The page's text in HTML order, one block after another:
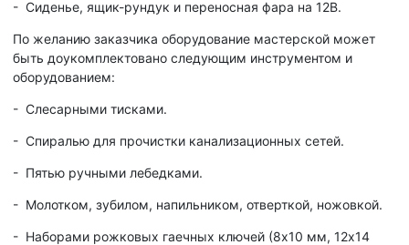
- Сиденье, ящик-рундук и переносная фара на 12В.
По желанию заказчика оборудование мастерской может
быть доукомплектовано следующим инструментом и
оборудованием:
- Слесарными тисками.
- Спиралью для прочистки канализационных сетей.
- Пятью ручными лебедками.
- Молотком, зубилом, напильником, отверткой, ножовкой.
- Наборами рожковых гаечных ключей (8х10 мм, 12х14